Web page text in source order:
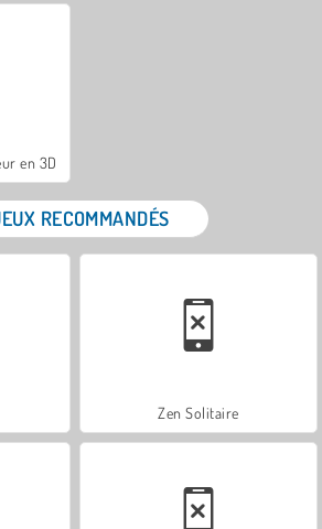
en 3D
RECOMMANDÉS
Zen Solitaire